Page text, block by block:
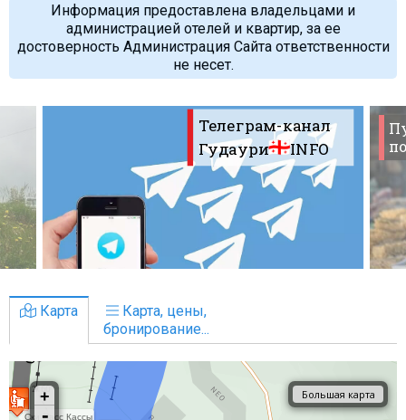
Информация предоставлена владельцами и
администрацией отелей и квартир, за ее
достоверность Администрация Сайта ответственности
не несет.
Телеграм-канал
Гудаури
INFO
Карта
Карта, цены,
бронирование...